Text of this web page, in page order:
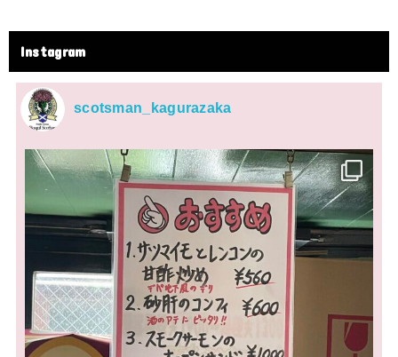
Instagram
scotsman_kagurazaka